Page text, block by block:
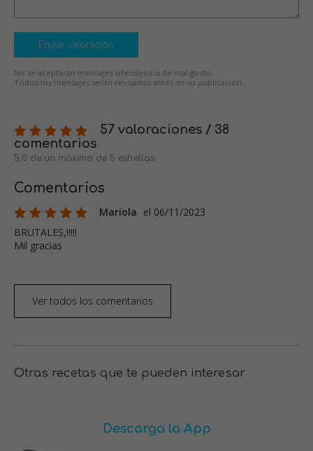
Enviar valoración
No se aceptarán mensajes ofensivos o de mal gusto.
Todos los mensajes serán revisados antes de su publicación.
57 valoraciones / 38
comentarios
5,0 de un máximo de 5 estrellas
Comentarios
Mariola el 06/11/2023
BRUTALES,!!!!!
Mil gracias
Ver todos los comentarios
Otras recetas que te pueden interesar
Descarga la App